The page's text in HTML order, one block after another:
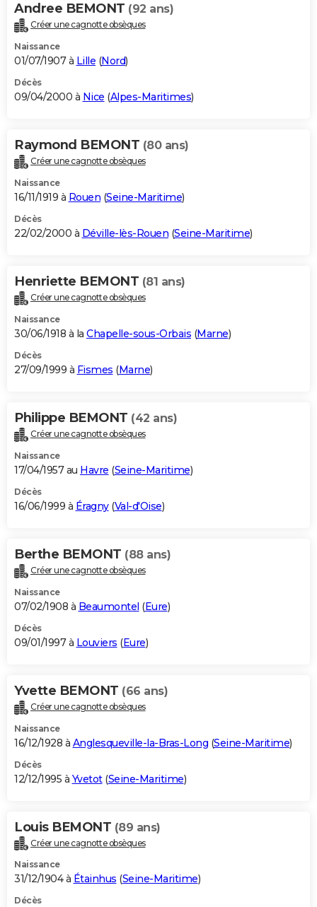
Andree BEMONT (92 ans)
Créer une cagnotte obsèques
Naissance
01/07/1907 à Lille (Nord)
Décès
09/04/2000 à Nice (Alpes-Maritimes)
Raymond BEMONT (80 ans)
Créer une cagnotte obsèques
Naissance
16/11/1919 à Rouen (Seine-Maritime)
Décès
22/02/2000 à Déville-lès-Rouen (Seine-Maritime)
Henriette BEMONT (81 ans)
Créer une cagnotte obsèques
Naissance
30/06/1918 à la Chapelle-sous-Orbais (Marne)
Décès
27/09/1999 à Fismes (Marne)
Philippe BEMONT (42 ans)
Créer une cagnotte obsèques
Naissance
17/04/1957 au Havre (Seine-Maritime)
Décès
16/06/1999 à Éragny(Val-d'Oise)
Berthe BEMONT (88 ans)
Créer une cagnotte obsèques
Naissance
07/02/1908 à Beaumontel (Eure)
Décès
09/01/1997 à Louviers (Eure)
Yvette BEMONT (66 ans)
Créer une cagnotte obsèques
Naissance
16/12/1928 à Anglesqueville-la-Bras-Long (Seine-Maritime)
Décès
12/12/1995 à Yvetot(Seine-Maritime)
Louis BEMONT (89 ans)
Créer une cagnotte obsèques
Naissance
31/12/1904 à Étainhus (Seine-Maritime)
Décès